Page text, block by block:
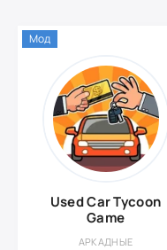
Used Car Tycoon
Game
АРКАДНЫЕ
Мод